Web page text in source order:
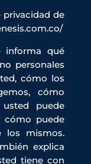
de
informa qué
personales
cómo los
cómo
puede
cómo puede
los mismos.
explica
tiene con